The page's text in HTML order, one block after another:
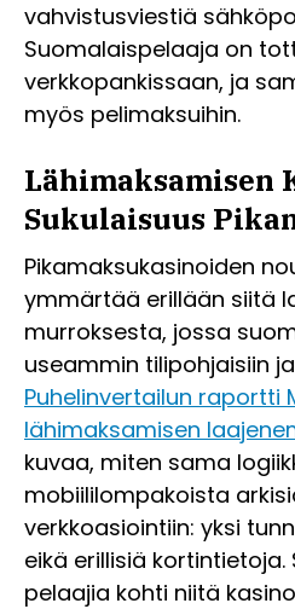
vahvistusviestiä
Suomalaispelaaja on
verkkopankissaan, ja
myös pelimaksuihin.
Lähimaksamisen
Sukulaisuus
Pikamaksukasinoiden
ymmärtää erillään siitä
murroksesta, jossa
useammin tilipohjaisiin
Puhelinvertailun raportti
lähimaksamisen
kuvaa, miten sama
mobiililompakoista
verkkoasiointiin: yksi
eikä erillisiä
pelaajia kohti niitä